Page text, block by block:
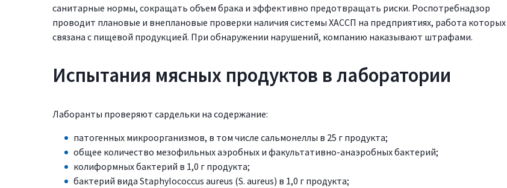
санитарные нормы, сокращать объем брака и эффективно предотвращать риски. Роспотребнадзор
проводит плановые и внеплановые проверки наличия системы ХАССП на предприятиях, работа которых
связана с пищевой продукцией. При обнаружении нарушений, компанию наказывают штрафами.
Испытания мясных продуктов в лаборатории
Лаборанты проверяют сардельки на содержание:
патогенных микроорганизмов, в том числе сальмонеллы в 25 г продукта;
общее количество мезофильных аэробных и факультативно-анаэробных бактерий;
колиформных бактерий в 1,0 г продукта;
бактерий вида Staphylococcus aureus (S. aureus) в 1,0 г продукта;